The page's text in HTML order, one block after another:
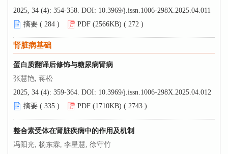
2025, 34 (4): 354-358. DOI: 10.3969/j.issn.1006-298X.2025.04.011
摘要 ( 284 ) PDF (2566KB) ( 272 )
肾脏病基础
蛋白质翻译后修饰与糖尿病肾病
张慧艳, 蒋松
2025, 34 (4): 359-364. DOI: 10.3969/j.issn.1006-298X.2025.04.012
摘要 ( 335 ) PDF (1710KB) ( 2743 )
整合素受体在肾脏疾病中的作用及机制
冯阳光, 杨东霖, 李星慧, 徐守竹